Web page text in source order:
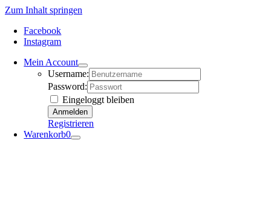
Zum Inhalt springen
Facebook
Instagram
Mein Account
Username:
Password:
Eingeloggt bleiben
Registrieren
Warenkorb0